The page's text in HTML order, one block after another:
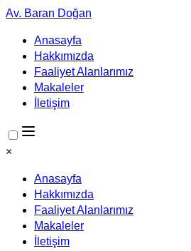
Av. Baran Doğan
Anasayfa
Hakkımızda
Faaliyet Alanlarımız
Makaleler
İletişim
×
Anasayfa
Hakkımızda
Faaliyet Alanlarımız
Makaleler
İletişim